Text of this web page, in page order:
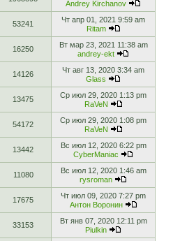
Andrey Kirchanov
53241
Чт апр 01, 2021 9:59 am
Ritam
16250
Вт мар 23, 2021 11:38 am
andrey-ekt
14126
Чт авг 13, 2020 3:34 am
Glass
13475
Ср июл 29, 2020 1:13 pm
RaVeN
54172
Ср июл 29, 2020 1:08 pm
RaVeN
13442
Вс июл 12, 2020 6:22 pm
CyberManiac
11080
Вс июл 12, 2020 1:46 am
rysroman
17675
Чт июл 09, 2020 7:27 pm
Антон Воронин
33153
Вт янв 07, 2020 12:11 pm
Piulkin